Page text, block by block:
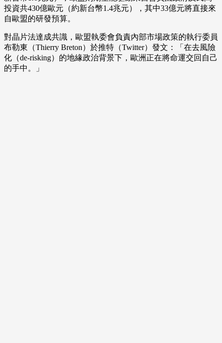
投資共430億歐元（約新台幣1.4兆元），其中33億元將直接來
自歐盟的研發預算。
對晶片法達成共識，歐盟執委會負責內部市場政策的執行委員
布勒東（Thierry Breton）於推特（Twitter）發文：「在去風險
化（de-risking）的地緣政治背景下，歐洲正在將命運交回自己
的手中。」